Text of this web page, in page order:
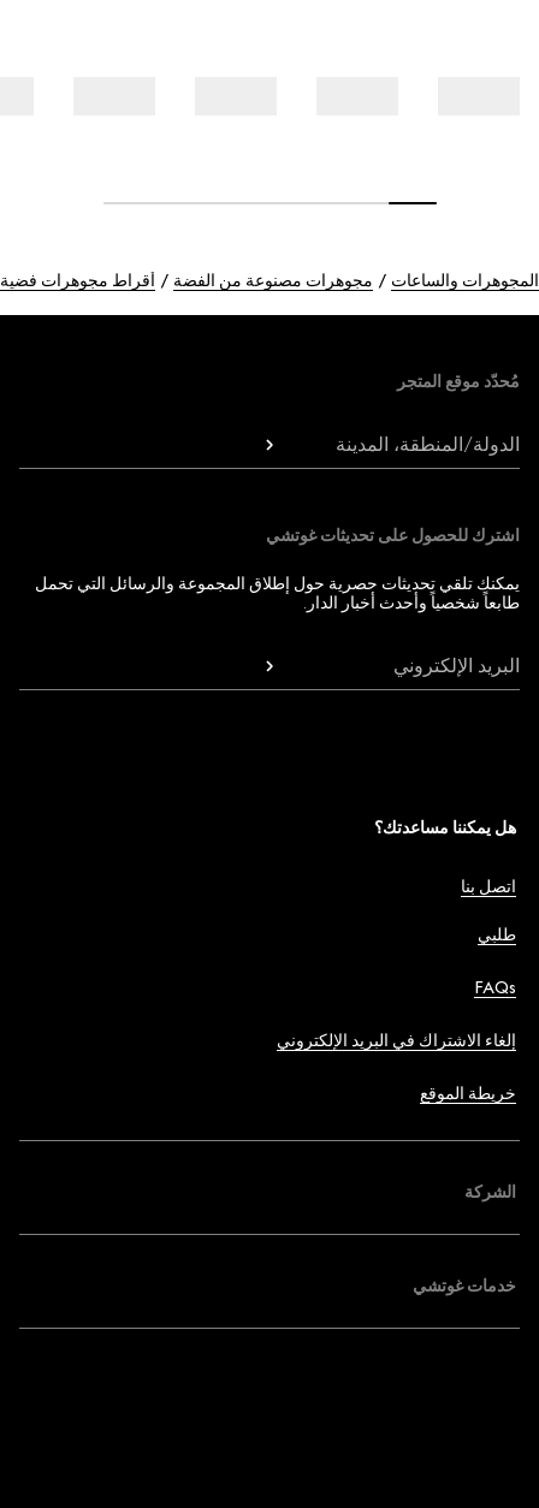
المجوهرات والساعات مجوهرات مصنوعة من الفضة أقراط مجوهرات فضية
مُحدّد موقع المتجر
الدولة/المنطقة، المدينة
اشترك للحصول على تحديثات غوتشي
يمكنك تلقي تحديثات حصرية حول إطلاق المجموعة والرسائل التي تحمل
طابعاً شخصياً وأحدث أخبار الدار.
البريد الإلكتروني
هل يمكننا مساعدتك؟
اتصل بنا
طلبي
FAQs
إلغاء الاشتراك في البريد الإلكتروني
خريطة الموقع
الشركة
خدمات غوتشي